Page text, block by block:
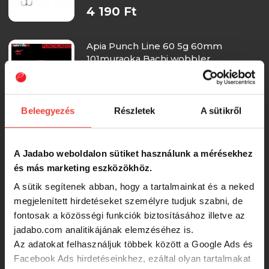
Beleegyezés Részletek A sütikről
A Jadabo weboldalon sütiket használunk a mérésekhez
és más marketing eszközökhöz.
A sütik segítenek abban, hogy a tartalmainkat és a neked
megjelenített hirdetéseket személyre tudjuk szabni, de
fontosak a közösségi funkciók biztosításához illetve az
jadabo.com analitikájának elemzéséhez is.
Az adatokat felhasználjuk többek között a Google Ads és
Facebook Ads hirdetéseinkhez, ezáltal olyan tartalmakat
4 190 Ft
Apia Punch Line 60 5g 60mm
101muraoka Bachi wobbler
6 350 Ft
Apia Punch Line 60 5g 60mm 01
6 350 Ft
Apia Punch Line 60 5g 60mm 104
Tortoiseshell wobbler
6 350 Ft